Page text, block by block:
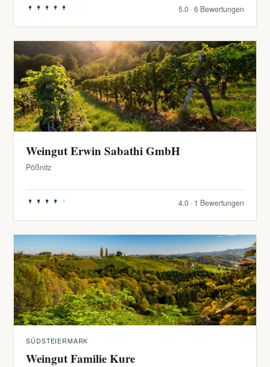
5.0 · 6 Bewertungen
Weingut Erwin Sabathi GmbH
Pößnitz
4.0 · 1 Bewertungen
SÜDSTEIERMARK
Weingut Familie Kure